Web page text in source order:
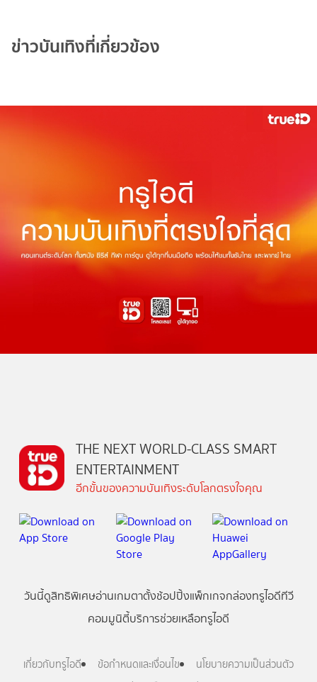
ข่าวบันเทิงที่เกี่ยวข้อง
THE NEXT WORLD-CLASS SMART
ENTERTAINMENT
อีกขั้นของความบันเทิงระดับโลกตรงใจคุณ
วันนี้ดูสิทธิพิเศษอ่านเกมตาตั้งช้อปปิ้งแพ็กเกจกล่องทรูไอดีทีวี
คอมมูนิตี้บริการช่วยเหลือทรูไอดี
เกี่ยวกับทรูไอดี ข้อกำหนดและเงื่อนไข
นโยบายความเป็นส่วนตัว